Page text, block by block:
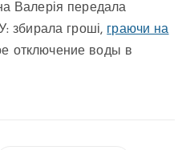
Валерія передала
збирала гроші, граючи на
отключение воды в